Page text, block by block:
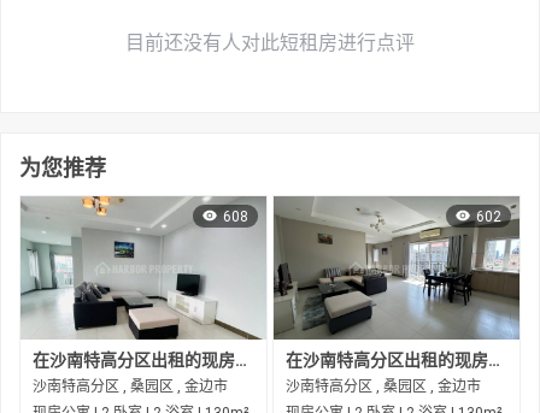
目前还没有人对此短租房进行点评
为您推荐
608
在沙南特高分区出租的现房公寓
沙南特高分区 , 桑园区 , 金边市
602
在沙南特高分区出租的现房公寓
沙南特高分区 , 桑园区 , 金边市